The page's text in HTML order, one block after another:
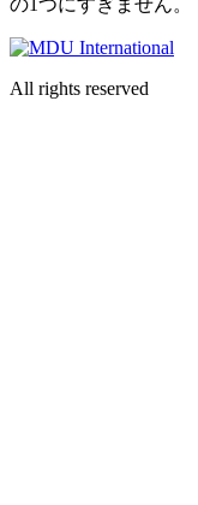
の1つにすぎません。
All rights reserved